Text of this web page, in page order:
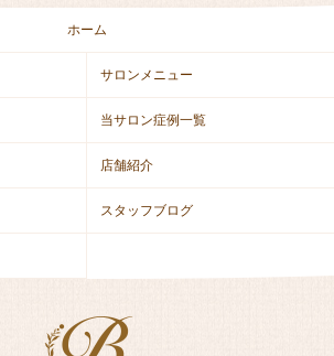
ホーム
サロンメニュー
当サロン症例一覧
店舗紹介
スタッフブログ